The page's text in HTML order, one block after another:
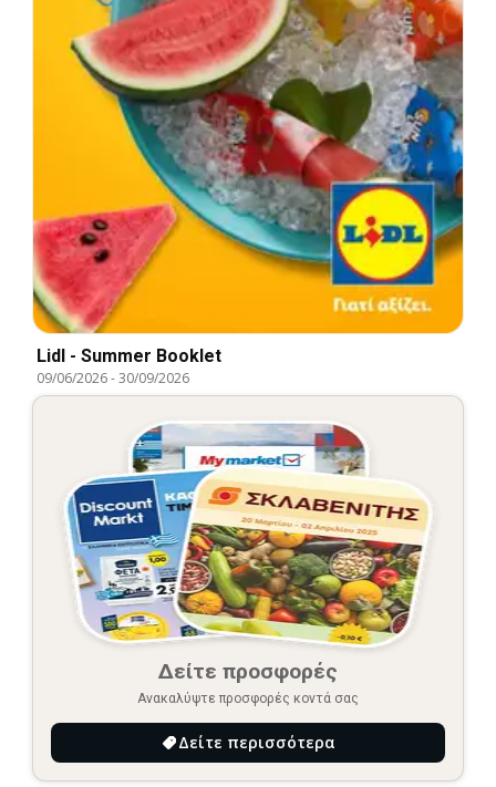
Lidl - Summer Booklet
09/06/2026-30/09/2026
Δείτε προσφορές
Ανακαλύψτε προσφορές κοντά σας
Δείτε περισσότερα